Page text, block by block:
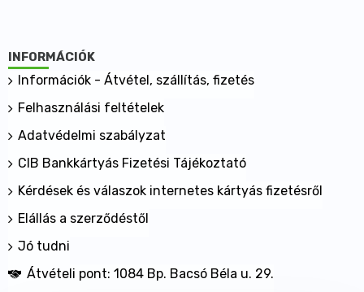
INFORMÁCIÓK
Információk - Átvétel, szállítás, fizetés
Felhasználási feltételek
Adatvédelmi szabályzat
CIB Bankkártyás Fizetési Tájékoztató
Kérdések és válaszok internetes kártyás fizetésről
Elállás a szerződéstől
Jó tudni
Átvételi pont: 1084 Bp. Bacsó Béla u. 29.